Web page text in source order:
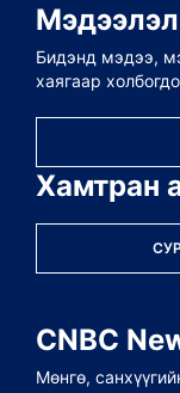
Бидэнд мэдээ,
хаягаар
Хамтран
CNBC
Мөнгө,